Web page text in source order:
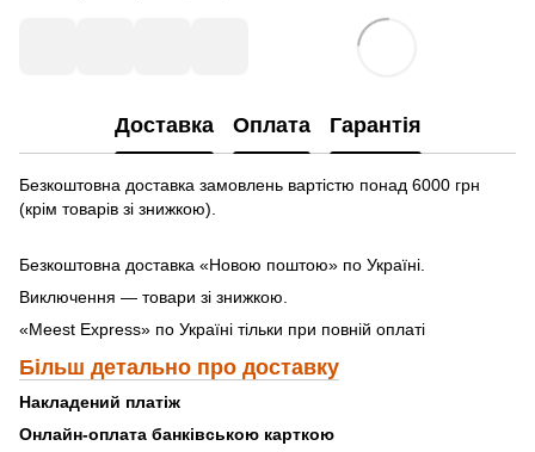
Доставка Оплата Гарантія
Безкоштовна доставка замовлень вартістю понад 6000 грн
(крім товарів зі знижкою).
Безкоштовна доставка «Новою поштою» по Україні.
Виключення — товари зі знижкою.
«Meest Express» по Україні тільки при повній оплаті
Більш детально про доставку
Накладений платіж
Онлайн-оплата банківською карткою